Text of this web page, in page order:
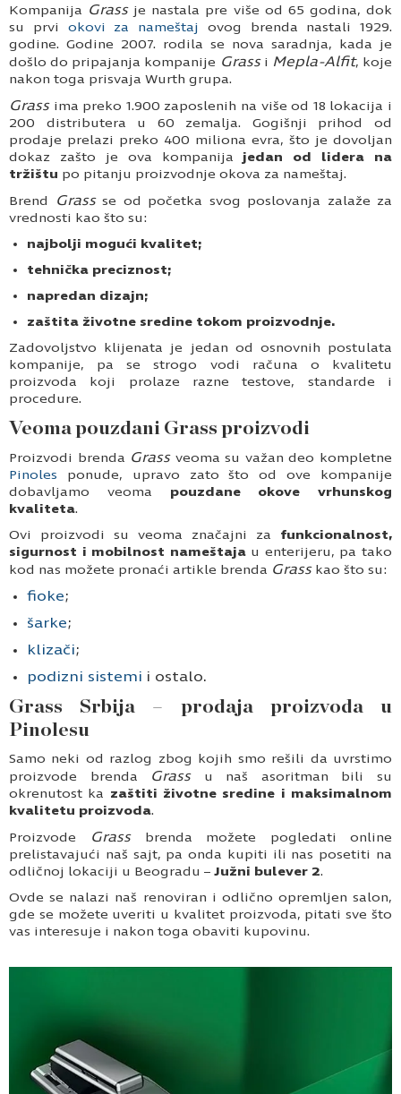
Kompanija Grassje nastala pre više od 65 godina, dok
su prvi okovi za nameštaj
ovog brenda nastali 1929.
godine. Godine 2007. rodila se nova saradnja, kada je
došlo do pripajanja kompanije Grassi Mepla-Alfit, koje
nakon toga prisvaja Wurth grupa.
Grassima preko 1.900 zaposlenih na više od 18 lokacija i
200 distributera u 60 zemalja. Gogišnji prihod od
prodaje prelazi preko 400 miliona evra, što je dovoljan
dokaz zašto je ova kompanija jedan od lidera na
tržištu po pitanju proizvodnje okova za nameštaj.
Brend
Grassse od početka svog poslovanja zalaže za
vrednosti kao što su:
najbolji mogući kvalitet;
tehnička preciznost;
napredan dizajn;
zaštita životne sredine tokom proizvodnje.
Zadovoljstvo klijenata je jedan od osnovnih postulata
kompanije, pa se strogo vodi računa o kvalitetu
proizvoda koji prolaze razne testove, standarde i
procedure.
Veoma pouzdani Grass proizvodi
Proizvodi brenda Grassveoma su važan deo kompletne
Pinoles ponude, upravo zato što od ove kompanije
dobavljamo veoma pouzdane okove vrhunskog
kvaliteta.
Ovi proizvodi su veoma značajni za funkcionalnost,
sigurnost i mobilnost nameštajau enterijeru, pa tako
kod nas možete pronaći artikle brenda Grasskao što su:
fioke;
šarke;
klizači;
podizni sistemi i ostalo.
Grass Srbija – prodaja proizvoda u
Pinolesu
Samo neki od razlog zbog kojih smo rešili da uvrstimo
proizvode brenda
Grassu naš asoritman bili su
okrenutost ka zaštiti životne sredine i maksimalnom
kvalitetu proizvoda.
Proizvode
Grassbrenda možete pogledati online
prelistavajući naš sajt, pa onda kupiti ili nas posetiti na
odličnoj lokaciji u Beogradu – Južni bulever 2.
Ovde se nalazi naš renoviran i odlično opremljen salon,
gde se možete uveriti u kvalitet proizvoda, pitati sve što
vas interesuje i nakon toga obaviti kupovinu.